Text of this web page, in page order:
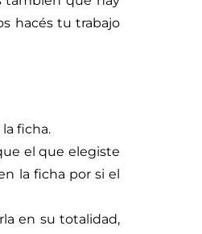
hacés tu trabajo
ficha.
el que elegiste
la ficha por si el
en su totalidad,